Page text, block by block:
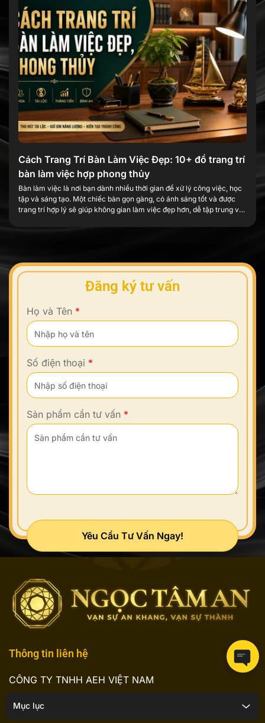
Mục lục
Cách Trang Trí Bàn Làm Việc Đẹp: 10+ đồ trang trí
bàn làm việc hợp phong thủy
Bàn làm việc là nơi bạn dành nhiều thời gian để xử lý công việc, học
tập và sáng tạo. Một chiếc bàn gọn gàng, có ánh sáng tốt và được
trang trí hợp lý sẽ giúp không gian làm việc đẹp hơn, dễ tập trung và
Đăng ký tư vấn
Họ và Tên *
Số điện thoại *
Sản phẩm cần tư vấn *
Yêu Cầu Tư Vấn Ngay!
Thông tin liên hệ
CÔNG TY TNHH AEH VIỆT NAM
Số 80, ngõ 68, Ngụy Như Kon Tum, phường Thanh
Xuân, Hà Nội